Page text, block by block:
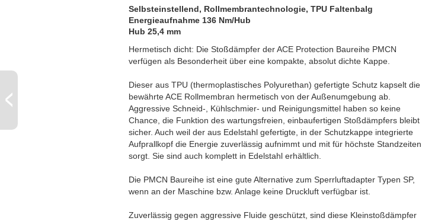
Selbsteinstellend, Rollmembrantechnologie, TPU Faltenbalg
Energieaufnahme 136 Nm/Hub
Hub 25,4 mm
Hermetisch dicht: Die Stoßdämpfer der ACE Protection Baureihe PMCN
verfügen als Besonderheit über eine kompakte, absolut dichte Kappe.
Dieser aus TPU (thermoplastisches Polyurethan) gefertigte Schutz kapselt die
bewährte ACE Rollmembran hermetisch von der Außenumgebung ab.
Aggressive Schneid-, Kühlschmier- und Reinigungsmittel haben so keine
Chance, die Funktion des wartungsfreien, einbaufertigen Stoßdämpfers bleibt
sicher. Auch weil der aus Edelstahl gefertigte, in der Schutzkappe integrierte
Aufprallkopf die Energie zuverlässig aufnimmt und mit für höchste Standzeiten
sorgt. Sie sind auch komplett in Edelstahl erhältlich.
Die PMCN Baureihe ist eine gute Alternative zum Sperrluftadapter Typen SP,
wenn an der Maschine bzw. Anlage keine Druckluft verfügbar ist.
Zuverlässig gegen aggressive Fluide geschützt, sind diese Kleinstoßdämpfer